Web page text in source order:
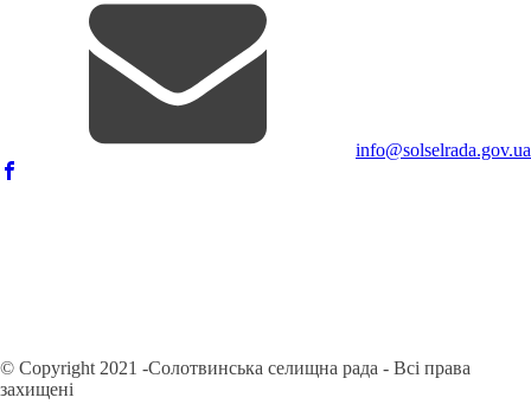
info@solselrada.gov.ua
© Copyright 2021 -Солотвинська селищна рада - Всі права
захищені